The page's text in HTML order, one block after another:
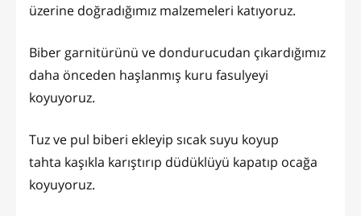
üzerine doğradığımız malzemeleri katıyoruz.
Biber garnitürünü ve dondurucudan çıkardığımız
daha önceden haşlanmış kuru fasulyeyi
koyuyoruz.
Tuz ve pul biberi ekleyip sıcak suyu koyup
tahta kaşıkla karıştırıp düdüklüyü kapatıp ocağa
koyuyoruz.